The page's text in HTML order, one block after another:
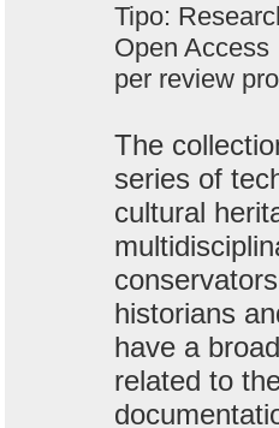
Tipo:
Open Access
per review
The
series of
cultural
historians
have a
related to